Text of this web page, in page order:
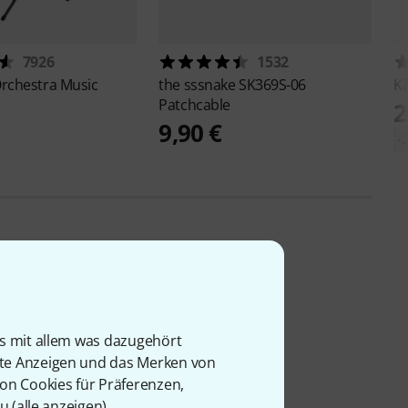
mit allem was dazugehört
Anzeigen und das Merken von
Cookies für Präferenzen,
7926
Music
1532
the sssnake SK369S-06
Patchcable
9,90 €